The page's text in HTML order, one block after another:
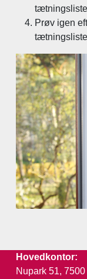
Prøv igen
tætningsliste
Hovedkontor:
Nupark 51,